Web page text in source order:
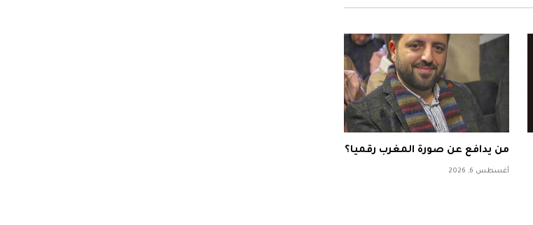
من يدافع عن صورة المغرب رقميا؟
أغسطس 6, 2026